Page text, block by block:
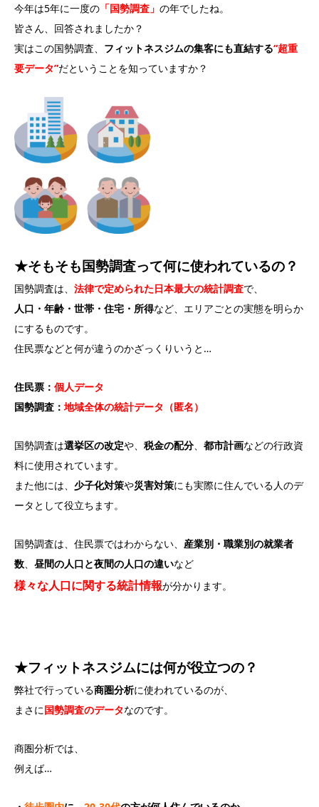
今年は5年に一度の 「国勢調査」 の年でしたね。
皆さん、回答されましたか？
実はこの国勢調査、 フィットネスジムの集客にも直結する“超重
要データ”だということを知っていますか？
★そもそも国勢調査って何に使われているの？
国勢調査は、 法律で定められた日本最大の統計調査で、
人口・年齢・世帯・住宅・所得など、エリアごとの実態を明らか
にするものです。
住民票などと何が違うのかざっくりいうと…
住民票： 個人データ
国勢調査： 地域全体の統計データ（匿名）
国勢調査は選挙区の改定や、 税金の配分、 都市計画などの行政資
料に使用されています。
また他には、 少子化対策や災害対策にも実際に住んでいる人のデ
ータとして役立ちます。
国勢調査は、住民票ではわからない、 産業別・職業別の就業者
数、 昼間の人口と夜間の人口の違いなど
様々な人口に関する統計情報が分かります。
★フィットネスジムには何が役立つの？
弊社で行っている商圏分析に使われているのが、
まさに国勢調査のデータなのです。
商圏分析では、
例えば…